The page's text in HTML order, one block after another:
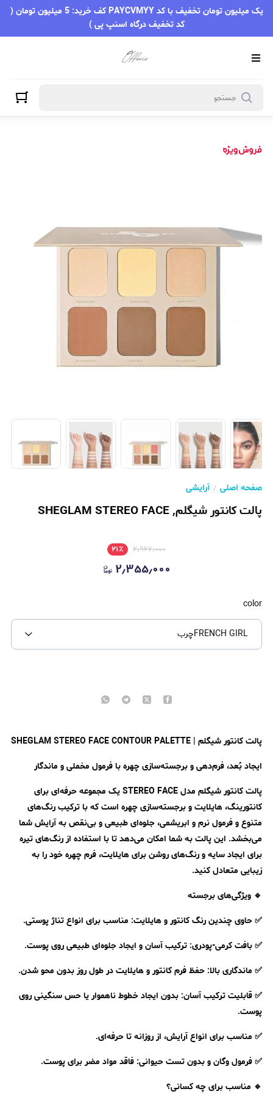
یک میلیون تومان تخفیف با کد PAYCVMYY کف خرید: 5 میلیون تومان (
کد تخفیف درگاه اسنپ پی )
صفحه اصلی آرایشی
پالت کانتور شیگلم, SHEGLAM STEREO FACE
۲٫۹۶۷٫۰۰۰ ۲۱٪
۲٫۳۵۵٫۰۰۰
color
FRENCH GIRLچرب
پالت کانتور شیگلم | SHEGLAM STEREO FACE CONTOUR PALETTE
ایجاد بُعد، فرم‌دهی و برجسته‌سازی چهره با فرمول مخملی و ماندگار
پالت کانتور شیگلم مدل STEREO FACE یک مجموعه حرفه‌ای برای
کانتورینگ، هایلایت و برجسته‌سازی چهره است که با ترکیب رنگ‌های
متنوع و فرمول نرم و ابریشمی، جلوه‌ای طبیعی و بی‌نقص به آرایش شما
می‌بخشد. این پالت به شما امکان می‌دهد تا با استفاده از رنگ‌های تیره
برای ایجاد سایه و رنگ‌های روشن برای هایلایت، فرم چهره خود را به
زیبایی متعادل کنید.
🔹 ویژگی‌های برجسته
✅ حاوی چندین رنگ کانتور و هایلایت: مناسب برای انواع تناژ پوستی.
✅ بافت کرمی-پودری: ترکیب آسان و ایجاد جلوه‌ای طبیعی روی پوست.
✅ ماندگاری بالا: حفظ فرم کانتور و هایلایت در طول روز بدون محو شدن.
✅ قابلیت ترکیب آسان: بدون ایجاد خطوط ناهموار یا حس سنگینی روی
پوست.
✅ مناسب برای انواع آرایش، از روزانه تا حرفه‌ای.
✅ فرمول وگان و بدون تست حیوانی: فاقد مواد مضر برای پوست.
🔹 مناسب برای چه کسانی؟